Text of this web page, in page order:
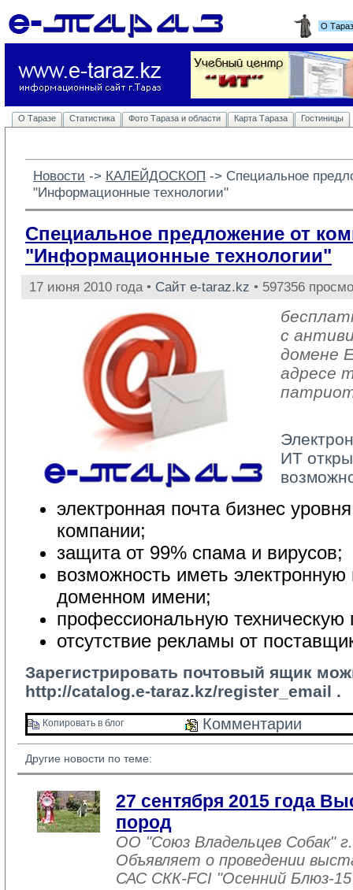
О
О Таразе Статистика Фото Тараза и области Карта Тараза Гостиницы
Новости -> КАЛЕЙДОСКОП -> Специальное
"Информационные технологии"
Специальное предложение от
"Информационные технологии"
17 июня 2010 года • Сайт e-taraz.kz • 597356
с
домене
адресе
ИТ
электронная почта бизнес
компании;
защита от 99% спама и вирусов;
возможность иметь электронную
доменном имени;
профессиональную техническую
отсутствие рекламы от
Зарегистрировать почтовый ящик
http://catalog.e-taraz.kz/register_email .
Копировать в блог Комментарии
Другие новости по теме:
27 сентября 2015 года
пород
ОО "Союз Владельцев Собак"
Объявляет о проведении
САС СКК-FCI "Осенний Блюз-